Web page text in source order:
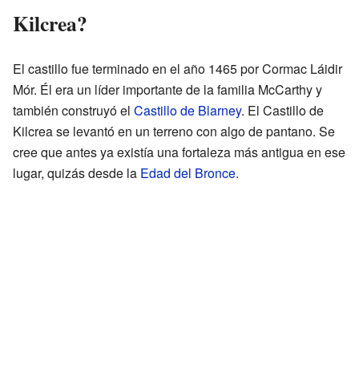
Kilcrea?
El castillo fue terminado en el año 1465 por Cormac Láidir
Mór. Él era un líder importante de la familia McCarthy y
también construyó el Castillo de Blarney. El Castillo de
Kilcrea se levantó en un terreno con algo de pantano. Se
cree que antes ya existía una fortaleza más antigua en ese
lugar, quizás desde la Edad del Bronce.